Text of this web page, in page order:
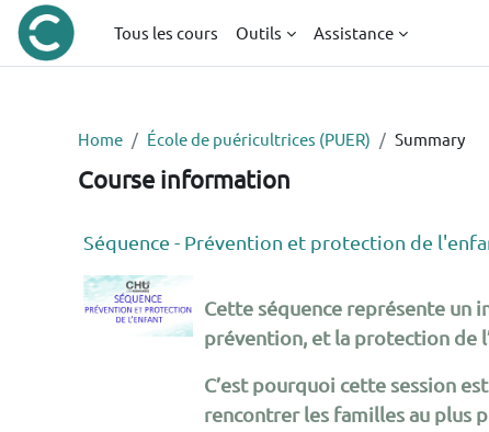
Skip to main content
Tous les cours
Outils Assistance
Home École de puéricultrices (PUER) Summary
Course information
Séquence - Prévention et protection de
Cette séquence représente un
prévention, et la protection de
C’est pourquoi cette session
rencontrer les familles au plus